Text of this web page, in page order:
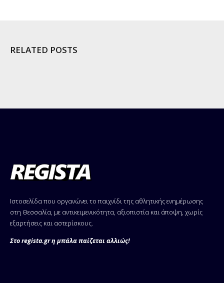
RELATED POSTS
Ιστοσελίδα που οργανώνει το παιχνίδι της αθλητικής ενημέρωσης
στη Θεσσαλία, με αντικειμενικότητα, αξιοπιστία και άποψη, χωρίς
εξαρτήσεις και αστερίσκους.
Στο regista.gr η μπάλα παίζεται αλλιώς!